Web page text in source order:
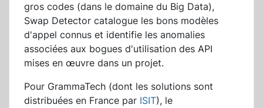
gros codes (dans le domaine du Big Data),
Swap Detector catalogue les bons modèles
d'appel connus et identifie les anomalies
associées aux bogues d'utilisation des API
mises en œuvre dans un projet.
Pour GrammaTech (dont les solutions sont
distribuées en France par ISIT), le